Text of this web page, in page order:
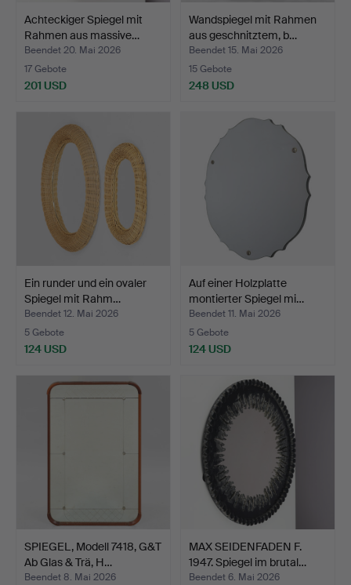
Achteckiger Spiegel mit
Rahmen aus massive…
Beendet 20. Mai 2026
17 Gebote
201 USD
Wandspiegel mit Rahmen
aus geschnitztem, b…
Beendet 15. Mai 2026
15 Gebote
248 USD
Ein runder und ein ovaler
Spiegel mit Rahm…
Beendet 12. Mai 2026
5 Gebote
124 USD
Auf einer Holzplatte
montierter Spiegel mi…
Beendet 11. Mai 2026
5 Gebote
124 USD
SPIEGEL, Modell 7418, G&T
Ab Glas & Trä, H…
Beendet 8. Mai 2026
MAX SEIDENFADEN F.
1947. Spiegel im brutal…
Beendet 6. Mai 2026